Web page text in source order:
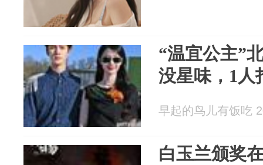
“温宜公主”
没星味，1人
早起的鸟儿有饭吃
白玉兰颁奖